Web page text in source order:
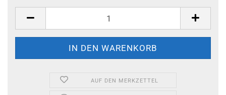
AUF DEN MERKZETTEL